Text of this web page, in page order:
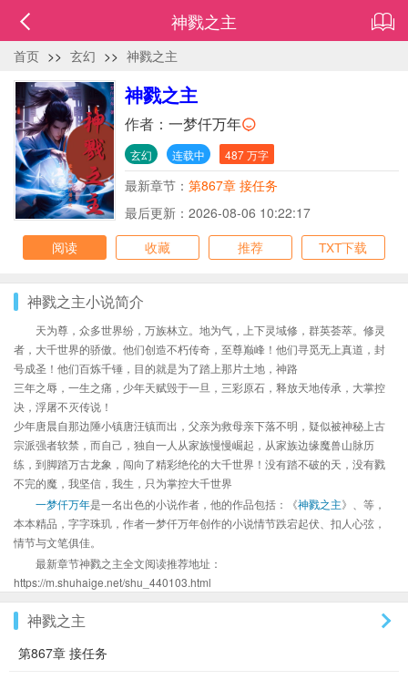
神戮之主
首页 >> 玄幻 >> 神戮之主
神戮之主
作者： 一梦仟万年
玄幻 连载中 487 万字
最新章节： 第867章 接任务
最后更新：2026-08-06 10:22:17
阅读
收藏 推荐 TXT下载
神戮之主小说简介
天为尊，众多世界纷，万族林立。地为气，上下灵域修，群英荟萃。修灵
者，大千世界的骄傲。他们创造不朽传奇，至尊巅峰！他们寻觅无上真道，封
号成圣！他们百炼千锤，目的就是为了踏上那片土地，神路
三年之辱，一生之痛，少年天赋毁于一旦，三彩原石，释放天地传承，大掌控
决，浮屠不灭传说！
少年唐晨自那边陲小镇唐汪镇而出，父亲为救母亲下落不明，疑似被神秘上古
宗派强者软禁，而自己，独自一人从家族慢慢崛起，从家族边缘魔兽山脉历
练，到脚踏万古龙象，闯向了精彩绝伦的大千世界！没有踏不破的天，没有戮
不完的魔，我坚信，我生，只为掌控大千世界
一梦仟万年是一名出色的小说作者，他的作品包括：《神戮之主》、等，
本本精品，字字珠玑，作者一梦仟万年创作的小说情节跌宕起伏、扣人心弦，
情节与文笔俱佳。
最新章节神戮之主全文阅读推荐地址：
https://m.shuhaige.net/shu_440103.html
神戮之主
第867章 接任务